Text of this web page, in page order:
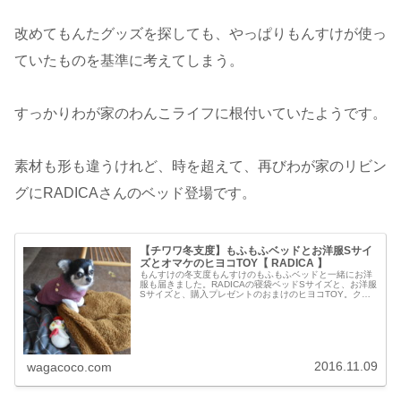
改めてもんたグッズを探しても、やっぱりもんすけが使っ
ていたものを基準に考えてしまう。
すっかりわが家のわんこライフに根付いていたようです。
素材も形も違うけれど、時を超えて、再びわが家のリビン
グにRADICAさんのベッド登場です。
【チワワ冬支度】もふもふベッドとお洋服Sサイ
ズとオマケのヒヨコTOY【 RADICA 】
もんすけの冬支度もんすけのもふもふベッドと一緒にお洋
服も届きました。RADICAの寝袋ベッドSサイズと、お洋服
Sサイズと、購入プレゼントのおまけのヒヨコTOY。クリ
wagacoco.com 2016.11.09